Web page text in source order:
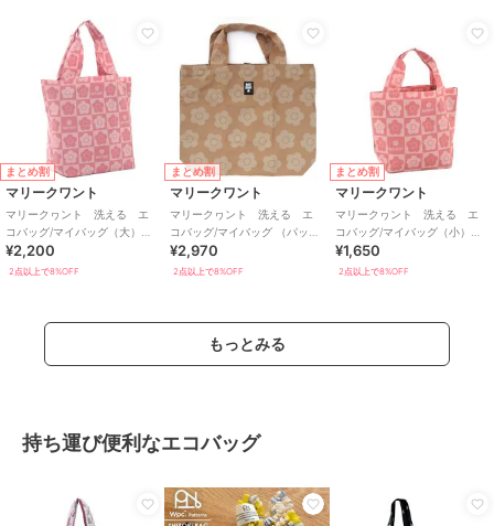
まとめ割
マリークワント
マリークヮント 洗える エ
コバッグ/マイバッグ（大）
【MARY QUANT】
¥2,200
2点以上で8%OFF
まとめ割
マリークワント
マリークヮント 洗える エ
コバッグ/マイバッグ （パッケ
ージ入り） 【MARY
QUANT】
¥2,970
2点以上で8%OFF
まとめ割
マリークワント
マリークヮント 洗える エ
コバッグ/マイバッグ（小）
【MARY QUANT】
¥1,650
2点以上で8%OFF
もっとみる
持ち運び便利なエコバッグ